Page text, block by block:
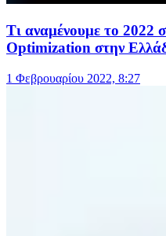
Τι αναμένουμε το 2022
Optimization στην
1 Φεβρουαρίου 2022, 8:27